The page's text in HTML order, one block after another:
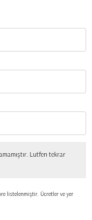
Lutfen tekrar
listelenmiştir. Ücretler ve yer